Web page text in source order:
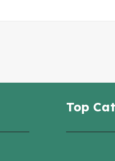
Top